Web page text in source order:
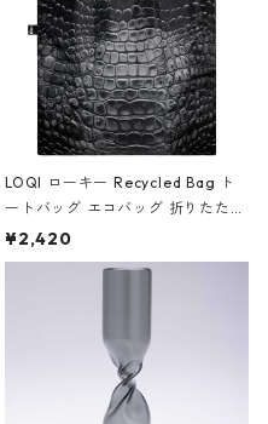
LOQI ローキー Recycled Bag ト
ートバッグ エコバッグ 折りたたみ
大きめ 撥水加工 収納ポーチ CRO
CODILE/Black クロコダイル/ブラ
¥2,420